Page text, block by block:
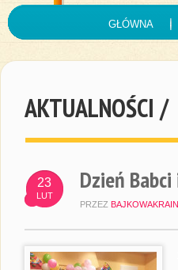
GŁÓWNA
AKTUALNOŚCI /
23
LUT
Dzień
PRZEZ